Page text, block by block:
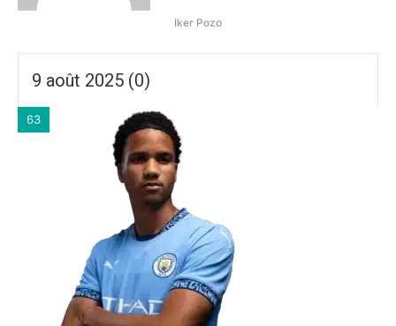
Iker Pozo
9 août 2025 (0)
63